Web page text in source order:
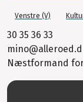
Venstre (V)
30 35 36 33
Næstformand